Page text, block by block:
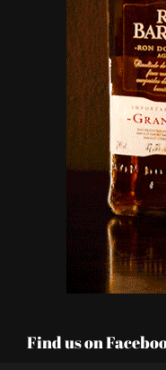
Find us on